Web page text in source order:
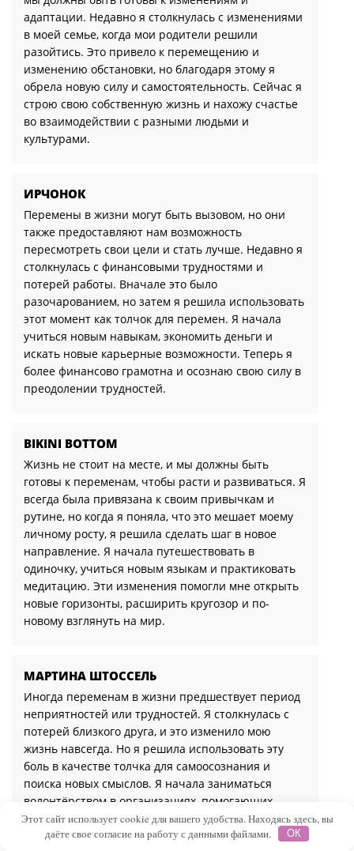
адаптации. Недавно я столкнулась с изменениями
в моей семье, когда мои родители решили
разойтись. Это привело к перемещению и
изменению обстановки, но благодаря этому я
обрела новую силу и самостоятельность. Сейчас я
строю свою собственную жизнь и нахожу счастье
во взаимодействии с разными людьми и
культурами.
ИРЧОНОК
Перемены в жизни могут быть вызовом, но они
также предоставляют нам возможность
пересмотреть свои цели и стать лучше. Недавно я
столкнулась с финансовыми трудностями и
потерей работы. Вначале это было
разочарованием, но затем я решила использовать
этот момент как толчок для перемен. Я начала
учиться новым навыкам, экономить деньги и
искать новые карьерные возможности. Теперь я
более финансово грамотна и осознаю свою силу в
преодолении трудностей.
BIKINI BOTTOM
Жизнь не стоит на месте, и мы должны быть
готовы к переменам, чтобы расти и развиваться. Я
всегда была привязана к своим привычкам и
рутине, но когда я поняла, что это мешает моему
личному росту, я решила сделать шаг в новое
направление. Я начала путешествовать в
одиночку, учиться новым языкам и практиковать
медитацию. Эти изменения помогли мне открыть
новые горизонты, расширить кругозор и по-
новому взглянуть на мир.
МАРТИНА ШТОССЕЛЬ
Иногда переменам в жизни предшествует период
неприятностей или трудностей. Я столкнулась с
потерей близкого друга, и это изменило мою
жизнь навсегда. Но я решила использовать эту
боль в качестве толчка для самоосознания и
поиска новых смыслов. Я начала заниматься
волонтёрством в организациях, помогающих
людям, и обнаружила в себе силу быть опорой для
других. Этот опыт показал мне, насколько важно
Этот сайт использует cookie для вашего удобства. Находясь здесь, вы
даёте свое согласие на работу с данными файлами.
ОК